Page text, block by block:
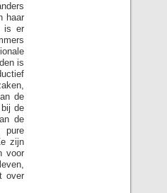
haar
is er
is
de
de
de
pure
zijn
voor
over